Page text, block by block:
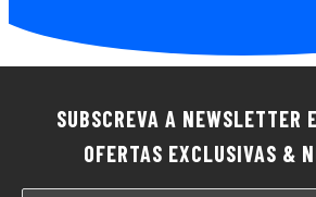
SUBSCREVA A NEWSLETTER
OFERTAS EXCLUSIVAS &